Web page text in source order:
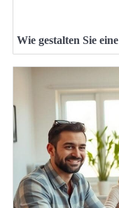
Wie gestalten Sie